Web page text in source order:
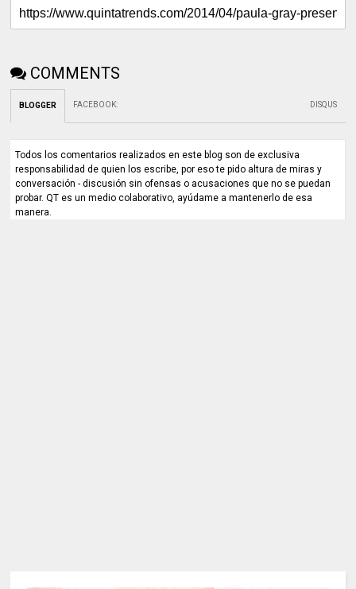
COMMENTS
BLOGGER FACEBOOK: DISQUS
Todos los comentarios realizados en este blog son de exclusiva
responsabilidad de quien los escribe, por eso te pido altura de miras y
conversación - discusión sin ofensas o acusaciones que no se puedan
probar. QT es un medio colaborativo, ayúdame a mantenerlo de esa
manera.